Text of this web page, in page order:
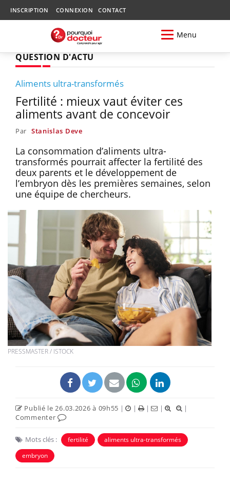
INSCRIPTION CONNEXION CONTACT
Menu
QUESTION D'ACTU
Aliments ultra-transformés
Fertilité : mieux vaut éviter ces
aliments avant de concevoir
Par Stanislas Deve
La consommation d’aliments ultra-
transformés pourrait affecter la fertilité des
deux parents et le développement de
l’embryon dès les premières semaines, selon
une équipe de chercheurs.
PRESSMASTER / ISTOCK
Publié le 26.03.2026 à 09h55 | | | |
|
Commenter
Mots clés : fertilité
aliments ultra-transformés
embryon